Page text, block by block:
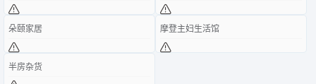
朵颐家居 摩登主妇生活馆
半房杂货